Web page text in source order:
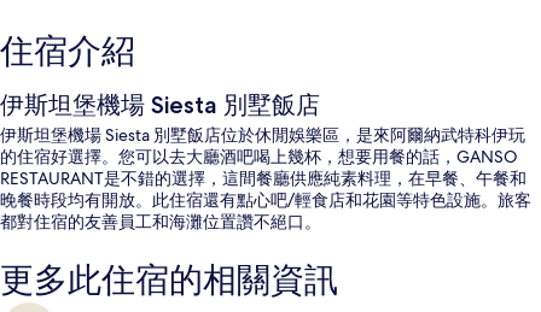
住宿介紹
伊斯坦堡機場 Siesta 別墅飯店
伊斯坦堡機場 Siesta 別墅飯店位於休閒娛樂區，是來阿爾納武特科伊玩
的住宿好選擇。您可以去大廳酒吧喝上幾杯，想要用餐的話，GANSO
RESTAURANT是不錯的選擇，這間餐廳供應純素料理，在早餐、午餐和
晚餐時段均有開放。此住宿還有點心吧/輕食店和花園等特色設施。旅客
都對住宿的友善員工和海灘位置讚不絕口。
更多此住宿的相關資訊